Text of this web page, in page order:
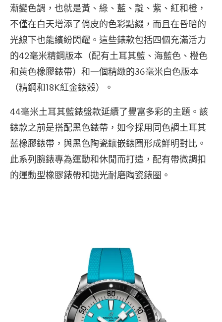
漸變色調，也就是黃、綠、藍、靛、紫、紅和橙，
不僅在白天增添了俏皮的色彩點綴，而且在昏暗的
光線下也能繽紛閃耀。這些錶款包括四個充滿活力
的42毫米精鋼版本（配有土耳其藍、海藍色、橙色
和黃色橡膠錶帶）和一個精緻的36毫米白色版本
（精鋼和18K紅金錶殼）。
44毫米土耳其藍錶盤款延續了豐富多彩的主題。該
錶款之前是搭配黑色錶帶，如今採用同色調土耳其
藍橡膠錶帶，與黑色陶瓷鑲嵌錶圈形成鮮明對比。
此系列腕錶專為運動和休閒而打造，配有帶微調扣
的運動型橡膠錶帶和拋光耐磨陶瓷錶圈。